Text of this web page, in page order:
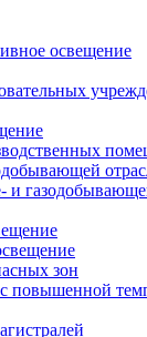
освещение
и
зон
повышенной